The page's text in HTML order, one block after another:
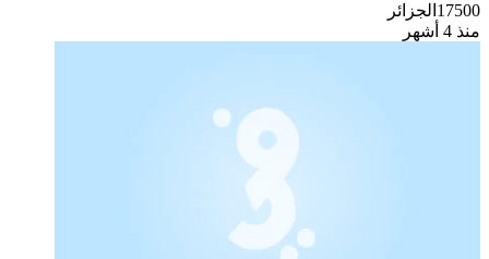
17500 الجزائر
منذ 4 أشهر